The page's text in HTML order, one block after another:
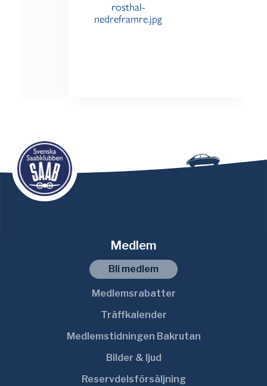
rosthal-
nedreframre.jpg
Medlem
Bli medlem
Medlemsrabatter
Träffkalender
Medlemstidningen Bakrutan
Bilder & ljud
Reservdelsförsäljning